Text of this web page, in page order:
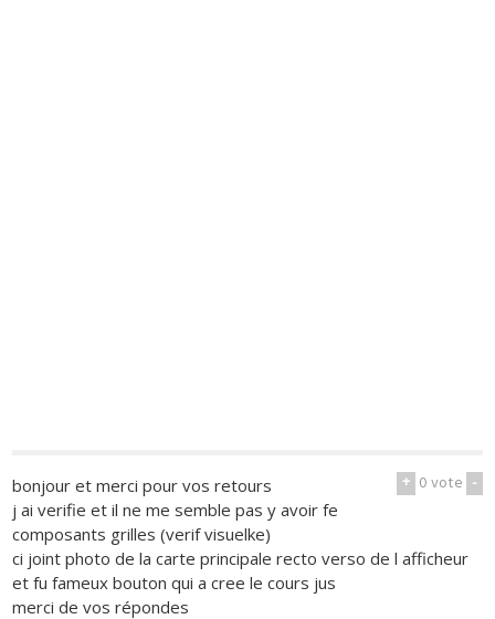
+ 0vote -
bonjour et merci pour vos retours
j ai verifie et il ne me semble pas y avoir fe
composants grilles (verif visuelke)
ci joint photo de la carte principale recto verso de l afficheur
et fu fameux bouton qui a cree le cours jus
merci de vos répondes